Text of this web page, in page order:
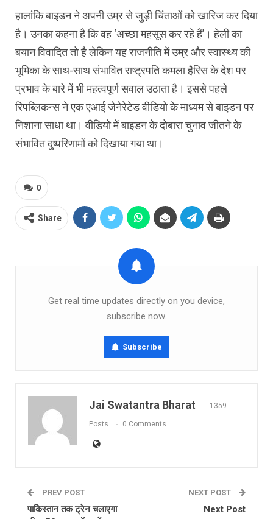
हालांकि बाइडन ने अपनी उम्र से जुड़ी चिंताओं को खारिज कर दिया
है। उनका कहना है कि वह ‘अच्छा महसूस कर रहे हैं’। हेली का
बयान विवादित तो है लेकिन यह राजनीति में उम्र और स्वास्थ्य की
भूमिका के साथ-साथ संभावित राष्ट्रपति कमला हैरिस के देश पर
प्रभाव के बारे में भी महत्वपूर्ण सवाल उठाता है। इससे पहले
रिपब्लिकन्स ने एक एआई जेनेरेटेड वीडियो के माध्यम से बाइडन पर
निशाना साधा था। वीडियो में बाइडन के दोबारा चुनाव जीतने के
संभावित दुष्परिणामों को दिखाया गया था।
0
Share
Get real time updates directly on you device,
subscribe now.
Subscribe
Jai Swatantra Bharat 1359
Posts 0 Comments
PREV POST
पाकिस्तान तक ट्रेन चलाएगा
NEXT POST
Next Post